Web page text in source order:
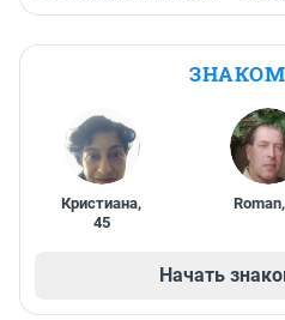
Кристиана,
45
Roman,
Начать